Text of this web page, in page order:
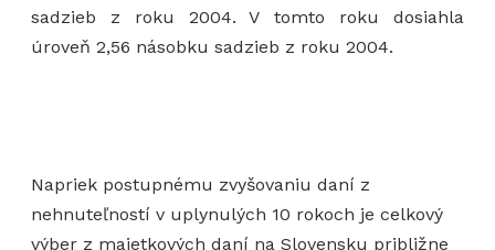
sadzieb z roku 2004. V tomto roku dosiahla
úroveň 2,56 násobku sadzieb z roku 2004.
Napriek postupnému zvyšovaniu daní z
nehnuteľností v uplynulých 10 rokoch je celkový
výber z majetkových daní na Slovensku približne